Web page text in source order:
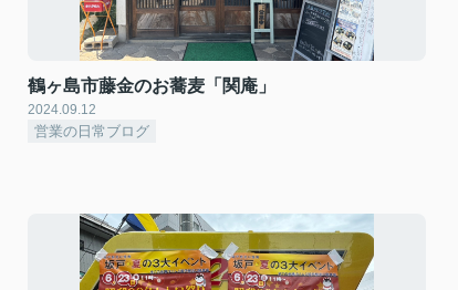
鶴ヶ島市藤金のお蕎麦「関庵」
2024.09.12
営業の日常ブログ